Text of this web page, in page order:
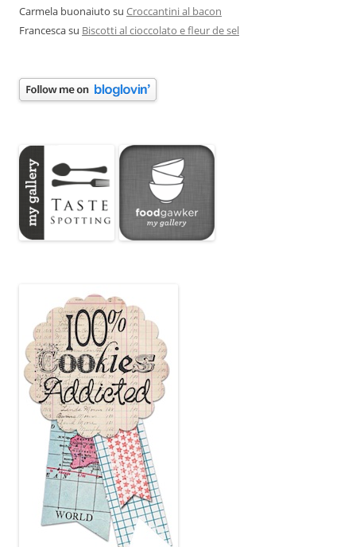
Carmela buonaiuto su Croccantini al bacon
Francescasu Biscotti al cioccolato e fleur de sel